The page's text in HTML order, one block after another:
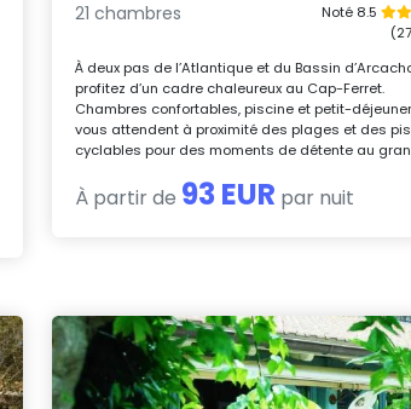
21 chambres
Noté 8.5
À deux pas de l’Atlantique et du Bassin
profitez d’un cadre chaleureux au Cap-Ferret.
Chambres confortables, piscine et petit-
vous attendent à proximité des plages et des
cyclables pour des moments de détente au
À partir de 93 EUR par nuit